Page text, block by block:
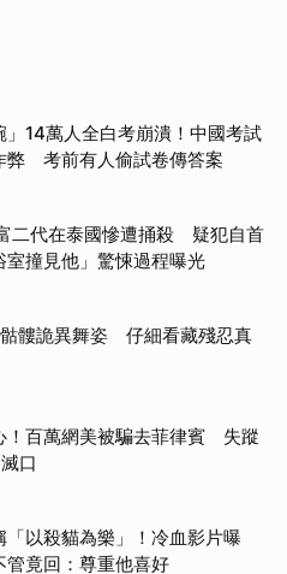
」14萬人全白考崩潰！中國考試
弊 考前有人偷試卷傳答案
二代在泰國慘遭捅殺 疑犯自首
室撞見他」驚悚過程曝光
髏詭異舞姿 仔細看藏殘忍真
！百萬網美被騙去菲律賓 失蹤
口
「以殺貓為樂」！冷血影片曝
竟回：尊重他喜好